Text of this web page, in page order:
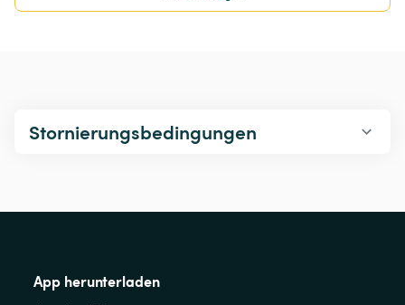
Stornierungsbedingungen
App herunterladen